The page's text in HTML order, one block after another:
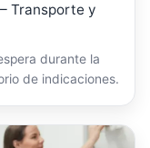
Transporte y
durante la
de indicaciones.